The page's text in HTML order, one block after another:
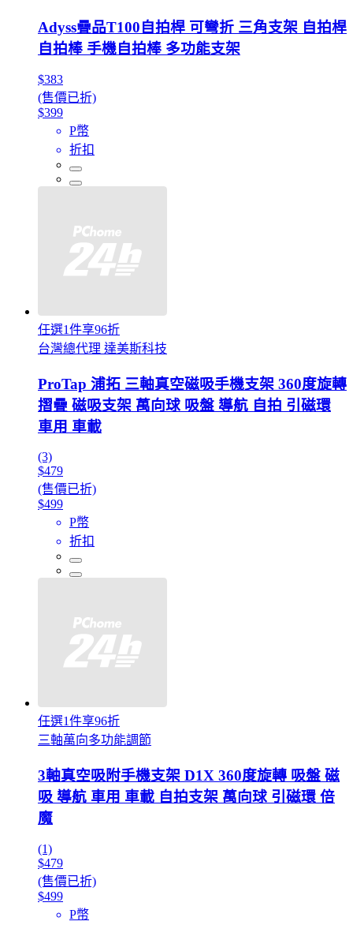
Adyss疊品T100自拍桿 可彎折 三角支架 自拍桿
自拍棒 手機自拍棒 多功能支架
$383
(售價已折)
$399
P幣
折扣
任選1件享96折
台灣總代理 達美斯科技
ProTap 浦拓 三軸真空磁吸手機支架 360度旋轉
摺疊 磁吸支架 萬向球 吸盤 導航 自拍 引磁環
車用 車載
(3)
$479
(售價已折)
$499
P幣
折扣
任選1件享96折
三軸萬向多功能調節
3軸真空吸附手機支架 D1X 360度旋轉 吸盤 磁
吸 導航 車用 車載 自拍支架 萬向球 引磁環 倍
魔
(1)
$479
(售價已折)
$499
P幣